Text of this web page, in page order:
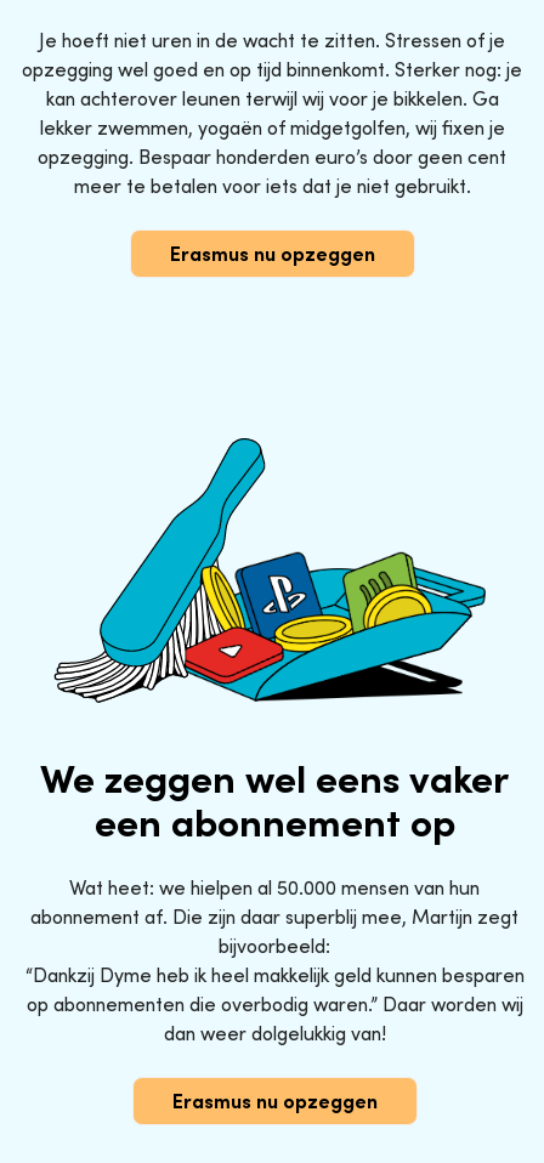
Je hoeft niet uren in de wacht te zitten. Stressen of je
opzegging wel goed en op tijd binnenkomt. Sterker nog: je
kan achterover leunen terwijl wij voor je bikkelen. Ga
lekker zwemmen, yogaën of midgetgolfen, wij fixen je
opzegging. Bespaar honderden euro’s door geen cent
meer te betalen voor iets dat je niet gebruikt.
Erasmus nu opzeggen
We zeggen wel eens vaker
een abonnement op
Wat heet: we hielpen al 50.000 mensen van hun
abonnement af. Die zijn daar superblij mee, Martijn zegt
bijvoorbeeld:
“Dankzij Dyme heb ik heel makkelijk geld kunnen besparen
op abonnementen die overbodig waren.” Daar worden wij
dan weer dolgelukkig van!
Erasmus nu opzeggen